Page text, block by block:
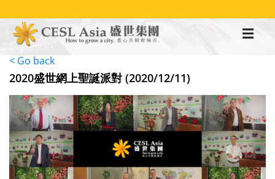
至
< Go back
2020盛世網上聖誕派對 (2020/12/11)